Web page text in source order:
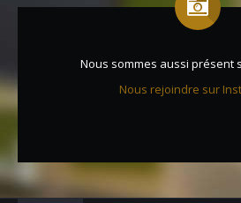
Nous sommes aussi présent
Nous rejoindre sur